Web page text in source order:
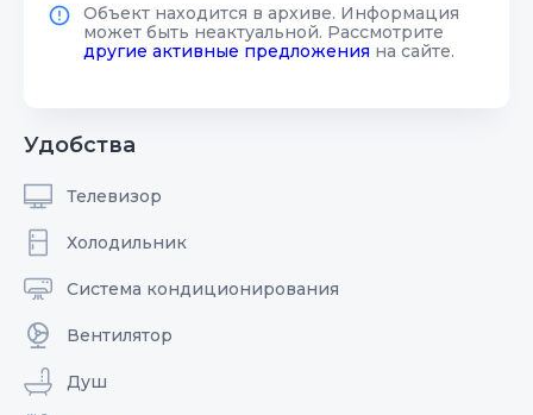
Объект находится в архиве. Информация
может быть неактуальной. Рассмотрите
другие активные предложения на сайте.
Удобства
Телевизор
Холодильник
Система кондиционирования
Вентилятор
Душ